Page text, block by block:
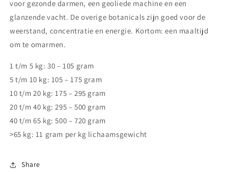
voor gezonde darmen, een geoliede machine en een
glanzende vacht. De overige botanicals zijn goed voor de
weerstand, concentratie en energie. Kortom: een maaltijd
om te omarmen.
1 t/m 5 kg: 30 – 105 gram
5 t/m 10 kg: 105 – 175 gram
10 t/m 20 kg: 175 – 295 gram
20 t/m 40 kg: 295 – 500 gram
40 t/m 65 kg: 500 – 720 gram
>65 kg: 11 gram per kg lichaamsgewicht
Share